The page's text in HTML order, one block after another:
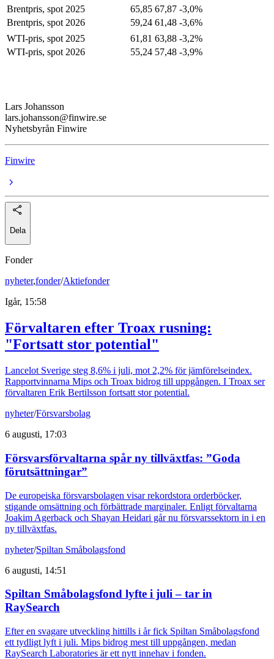
Brentpris, spot 2025 65,85 67,87 -3,0%
Brentpris, spot 2026
59,24 61,48 -3,6%
WTI-pris, spot 2025
61,81 63,88 -3,2%
WTI-pris, spot 2026
55,24 57,48 -3,9%
Lars Johansson
lars.johansson@finwire.se
Nyhetsbyrån Finwire
Finwire
Dela
Fonder
nyheter,fonder/Aktiefonder
Igår, 15:58
Förvaltaren efter Troax rusning:
"Fortsatt stor potential"
Lancelot Sverige steg 8,6% i juli, mot 2,2% för jämförelseindex.
Rapportvinnarna Mips och Troax bidrog till uppgången. I Troax ser
förvaltaren Erik Bertilsson fortsatt stor potential.
nyheter/Försvarsbolag
6 augusti, 17:03
Försvarsförvaltarna spår ny tillväxtfas: ”Goda
förutsättningar”
De europeiska försvarsbolagen visar rekordstora orderböcker,
stigande omsättning och förbättrade marginaler. Enligt förvaltarna
Joakim Agerback och Shayan Heidari går nu försvarssektorn in i en
ny tillväxtfas.
nyheter/Spiltan Småbolagsfond
6 augusti, 14:51
Spiltan Småbolagsfond lyfte i juli – tar in
RaySearch
Efter en svagare utveckling hittills i år fick Spiltan Småbolagsfond
ett tydligt lyft i juli. Mips bidrog mest till uppgången, medan
RaySearch Laboratories är ett nytt innehav i fonden.